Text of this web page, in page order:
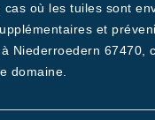
où les tuiles sont
et
Niederroedern 67470,
domaine.